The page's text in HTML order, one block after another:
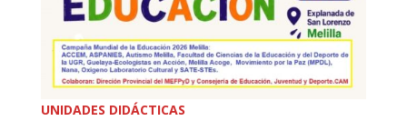
UNIDADES DIDÁCTICAS